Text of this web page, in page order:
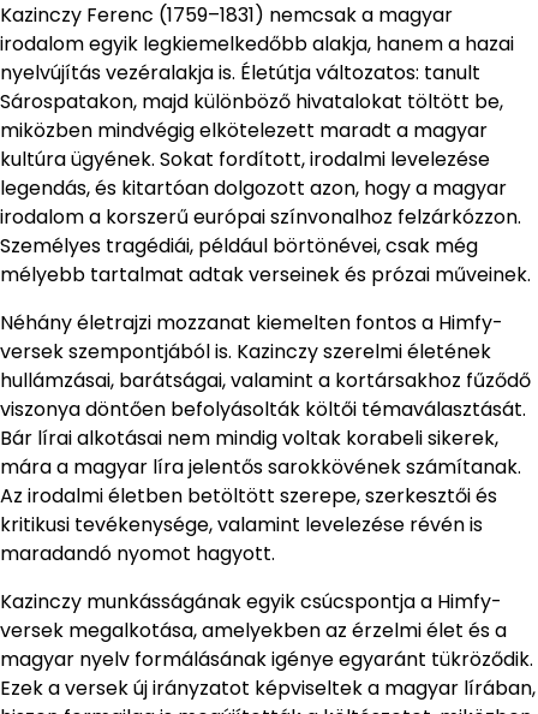
Kazinczy Ferenc (1759–1831) nemcsak a magyar
irodalom egyik legkiemelkedőbb alakja, hanem a hazai
nyelvújítás vezéralakja is. Életútja változatos: tanult
Sárospatakon, majd különböző hivatalokat töltött be,
miközben mindvégig elkötelezett maradt a magyar
kultúra ügyének. Sokat fordított, irodalmi levelezése
legendás, és kitartóan dolgozott azon, hogy a magyar
irodalom a korszerű európai színvonalhoz felzárkózzon.
Személyes tragédiái, például börtönévei, csak még
mélyebb tartalmat adtak verseinek és prózai műveinek.
Néhány életrajzi mozzanat kiemelten fontos a Himfy-
versek szempontjából is. Kazinczy szerelmi életének
hullámzásai, barátságai, valamint a kortársakhoz fűződő
viszonya döntően befolyásolták költői témaválasztását.
Bár lírai alkotásai nem mindig voltak korabeli sikerek,
mára a magyar líra jelentős sarokkövének számítanak.
Az irodalmi életben betöltött szerepe, szerkesztői és
kritikusi tevékenysége, valamint levelezése révén is
maradandó nyomot hagyott.
Kazinczy munkásságának egyik csúcspontja a Himfy-
versek megalkotása, amelyekben az érzelmi élet és a
magyar nyelv formálásának igénye egyaránt tükröződik.
Ezek a versek új irányzatot képviseltek a magyar lírában,